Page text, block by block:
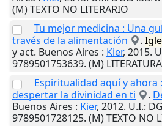
(M) TEXTO NO LITERARIO
Tu mejor medicina : Una
través de la alimentación
.
y act. Buenos Aires : Kier, 2015.
9789501753639. (M) LITERATURA
Espiritualidad aquí y ahora
despertar la divinidad en ti
.
Buenos Aires : Kier, 2012. U.I.:
9789501728125. (M) TEXTO NO